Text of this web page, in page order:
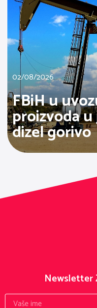
02/08/2026
FBiH u
proizvoda
dizel gorivo
Newsletter